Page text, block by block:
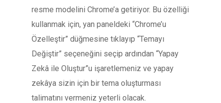
resme modelini Chrome’a ​​getiriyor. Bu özelliği
kullanmak için, yan paneldeki “Chrome’u
Özelleştir” düğmesine tıklayıp “Temayı
Değiştir” seçeneğini seçip ardından “Yapay
Zekâ ile Oluştur”u işaretlemeniz ve yapay
zekâya sizin için bir tema oluşturması
talimatını vermeniz yeterli olacak.